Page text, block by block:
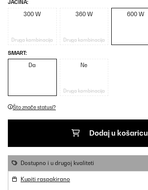
JAČINA:
300 W
Druga kombinacija
360 W
Druga kombinacija
600 W
SMART:
Da Ne
Druga kombinacija
Što znače statusi?
Dodaj u košaricu
Dostupno i u drugoj kvaliteti
Kupiti raspakirano